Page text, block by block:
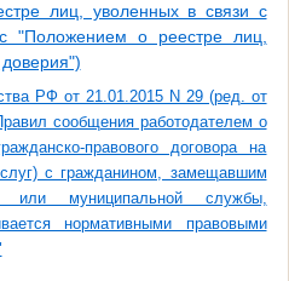
лиц, уволенных в связи с
"Положением о реестре лиц,
РФ от 21.01.2015 N 29 (ред. от
сообщения работодателем о
правового договора на
с гражданином, замещавшим
или муниципальной службы,
нормативными правовыми